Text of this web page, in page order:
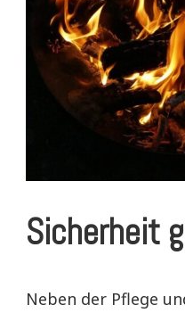
Sicherheit
Neben der Pflege